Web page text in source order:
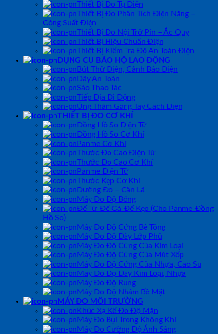
Thiết Bị Đo Tụ Điện
Thiết Bị Đo Phân Tích Điện Năng –
Công Suất Điện
Thiết Bị Đo Nội Trở Pin – Ắc Quy
Thiết Bị Hiệu Chuẩn Điện
Thiết Bị Kiểm Tra Độ An Toàn Điện
DỤNG CỤ BẢO HỘ LAO ĐỘNG
Bút Thử Điện, Cảnh Báo Điện
Dây An Toàn
Sào Thao Tác
Tiếp Địa Di Động
Ủng Thảm Găng Tay Cách Điện
THIẾT BỊ ĐO CƠ KHÍ
Đồng Hồ So Điện Tử
Đồng Hồ So Cơ Khí
Panme Cơ Khí
Thước Đo Cao Điện Tử
Thước Đo Cao Cơ Khí
Panme Điện Tử
Thước Kẹp Cơ Khí
Dưỡng Đo – Căn Lá
Máy Đo Độ Bóng
Đế Từ-Đế Gá-Đế Kẹp (Cho Panme-Đồng
Hồ So)
Máy Đo Độ Cứng Bê Tông
Máy Đo Độ Dày Lớp Phủ
Máy Đo Độ Cứng Của Kim Loại
Máy Đo Độ Cứng Của Mút Xốp
Máy Đo Độ Cứng Của Nhựa, Cao Su
Máy Đo Độ Dày Kim Loại, Nhựa
Máy Đo Độ Rung
Máy Đo Độ Nhám Bề Mặt
MÁY ĐO MÔI TRƯỜNG
Khúc Xạ Kế Đo Độ Mặn
Máy Đo Bụi Trong Không Khí
Máy Đo Cường Độ Ánh Sáng